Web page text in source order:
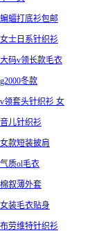
蝙蝠打底衫包邮
女士日系针织衫
大码v领长款毛衣
g2000冬款
v领套头针织衫 女
音儿针织衫
女款短装披肩
气质ol毛衣
棉叙薄外套
女装毛衣贴身
布劳维特针织衫